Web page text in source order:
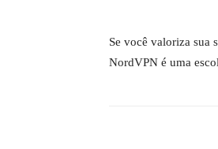
Se você valoriza sua
NordVPN é uma